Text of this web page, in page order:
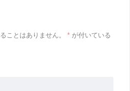
ことはありません。 *が付いている